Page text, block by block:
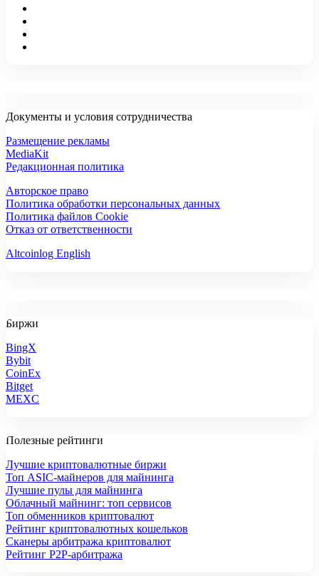
Документы и условия сотрудничества
Размещение рекламы
MediaKit
Редакционная политика
Авторское право
Политика обработки персональных данных
Политика файлов Cookie
Отказ от ответственности
Altcoinlog English
Биржи
BingX
Bybit
CoinEx
Bitget
MEXC
Полезные рейтинги
Лучшие криптовалютные биржи
Топ ASIC-майнеров для майнинга
Лучшие пулы для майнинга
Облачный майнинг: топ сервисов
Топ обменников криптовалют
Рейтинг криптовалютных кошельков
Сканеры арбитража криптовалют
Рейтинг P2P-арбитража